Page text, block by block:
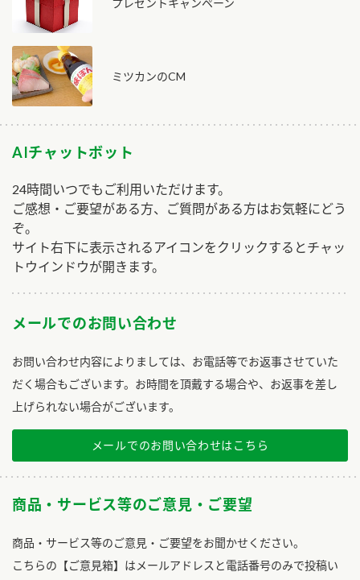
プレゼントキャンペーン
ミツカンのCM
AIチャットボット
24時間いつでもご利用いただけます。
ご感想・ご要望がある方、ご質問がある方はお気軽にどう
ぞ。
サイト右下に表示されるアイコンをクリックするとチャッ
トウインドウが開きます。
メールでのお問い合わせ
お問い合わせ内容によりましては、お電話等でお返事させていた
だく場合もございます。お時間を頂戴する場合や、お返事を差し
上げられない場合がございます。
メールでのお問い合わせはこちら
商品・サービス等のご意見・ご要望
商品・サービス等のご意見・ご要望をお聞かせください。
こちらの【ご意見箱】はメールアドレスと電話番号のみで投稿い